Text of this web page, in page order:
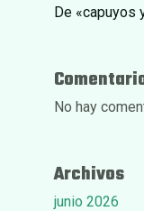
De «capuyos
No hay
Archivos
junio 2026